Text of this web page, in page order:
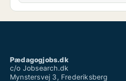
Pædagogjobs.dk
c/o Jobsearch.dk
Mynstersvej 3, Frederiksberg